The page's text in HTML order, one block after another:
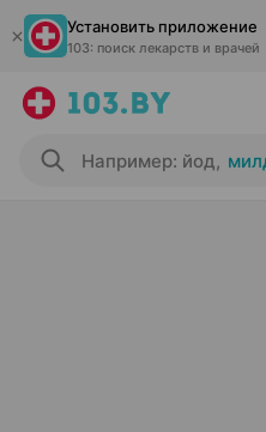
Установить приложение
103: поиск лекарств и врачей
Например: йод,